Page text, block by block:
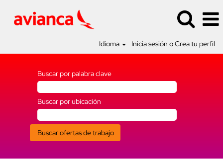
Idioma Inicia sesión o Crea tu perfil
Buscar por palabra clave
Buscar por ubicación